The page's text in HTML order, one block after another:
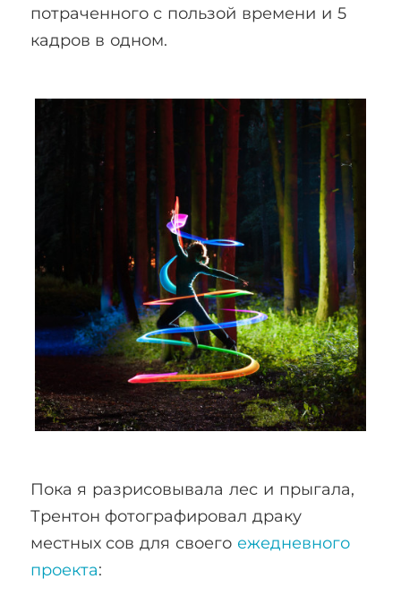
потраченного с пользой времени и 5
кадров в одном.
Пока я разрисовывала лес и прыгала,
Трентон фотографировал драку
местных сов для своего ежедневного
проекта: